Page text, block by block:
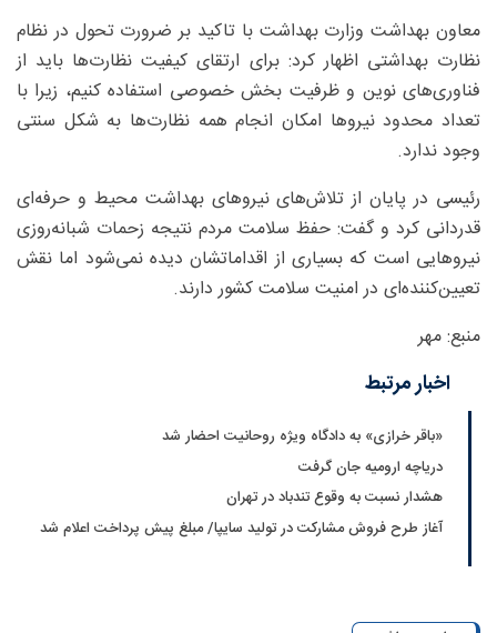
معاون بهداشت وزارت بهداشت با تاکید بر ضرورت تحول در نظام
نظارت بهداشتی اظهار کرد: برای ارتقای کیفیت نظارت‌ها باید از
فناوری‌های نوین و ظرفیت بخش خصوصی استفاده کنیم، زیرا با
تعداد محدود نیروها امکان انجام همه نظارت‌ها به شکل سنتی
وجود ندارد.
رئیسی در پایان از تلاش‌های نیروهای بهداشت محیط و حرفه‌ای
قدردانی کرد و گفت: حفظ سلامت مردم نتیجه زحمات شبانه‌روزی
نیروهایی است که بسیاری از اقداماتشان دیده نمی‌شود اما نقش
تعیین‌کننده‌ای در امنیت سلامت کشور دارند.
منبع: مهر
اخبار مرتبط
«باقر خرازی» به دادگاه ویژه روحانیت احضار شد
دریاچه ارومیه جان گرفت
هشدار نسبت به وقوع تندباد در تهران
آغاز طرح فروش مشارکت در تولید سایپا/ مبلغ پیش پرداخت اعلام شد